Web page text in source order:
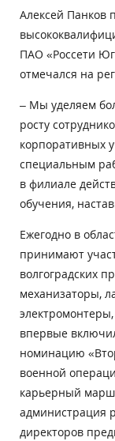
Алексей Панков
ПАО «Россети
отмечался на
– Мы уделяем
росту
корпоративных
специальным
в филиале
обучения,
Ежегодно в
принимают
волгоградских
механизаторы,
впервые
номинацию
военной
карьерный
администрация
директоров